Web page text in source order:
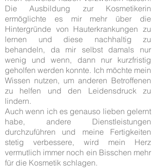
Die Ausbildung zur Kosmetikerin
ermöglichte es mir mehr über die
Hintergründe von Hauterkrankungen zu
lernen und diese nachhaltig zu
behandeln, da mir selbst damals nur
wenig und wenn, dann nur kurzfristig
geholfen werden konnte. Ich möchte mein
Wissen nutzen, um anderen Betroffenen
zu helfen und den Leidensdruck zu
lindern.
Auch wenn ich es genauso lieben gelernt
habe, andere Dienstleistungen
durchzuführen und meine Fertigkeiten
stetig verbessere, wird mein Herz
vermutlich immer noch ein Bisschen mehr
für die Kosmetik schlagen.